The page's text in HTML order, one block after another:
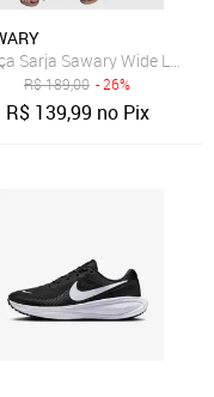
Azul
Sarja Sawary Wide Leg
R$189,00 - 26%
R$ 139,99 no Pix